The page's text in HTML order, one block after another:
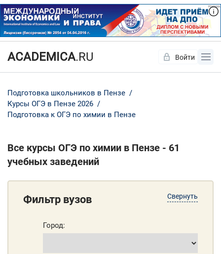
ACADEMICA.RU Войти
Подготовка школьников в Пензе
Курсы ОГЭ в Пензе 2026
Подготовка к ОГЭ по химии в Пензе
Все курсы ОГЭ по химии в Пензе - 61
учебных заведений
Свернуть
Фильтр вузов
Город:
Да Нет